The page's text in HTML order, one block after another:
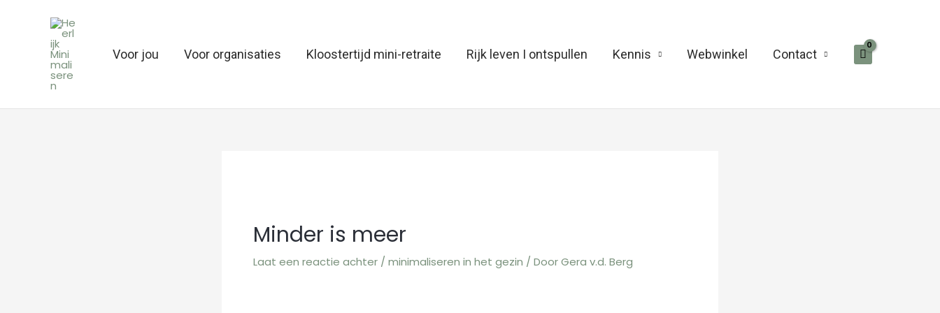
Voor jou Voor organisaties Kloostertijd mini-retraite Rijk leven I ontspullen Kennis Webwinkel Contact
Minder is meer
Laat een reactie achter / minimaliseren in het gezin / DoorGera v.d. Berg